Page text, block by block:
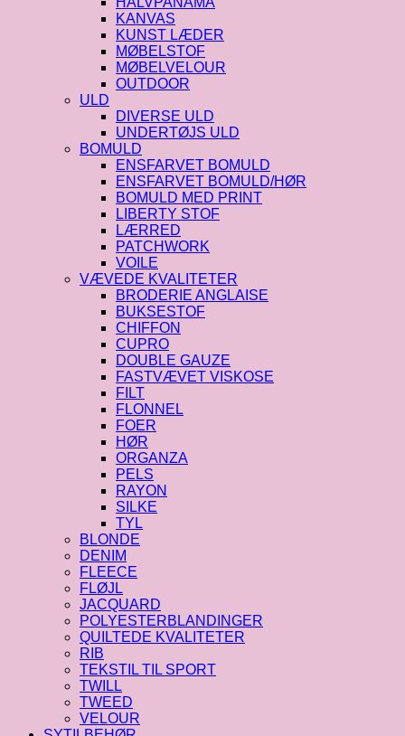
KANVAS
KUNST LÆDER
MØBELSTOF
MØBELVELOUR
OUTDOOR
ULD
DIVERSE ULD
UNDERTØJS ULD
BOMULD
ENSFARVET BOMULD
ENSFARVET BOMULD/HØR
BOMULD MED PRINT
LIBERTY STOF
LÆRRED
PATCHWORK
VOILE
VÆVEDE KVALITETER
BRODERIE ANGLAISE
BUKSESTOF
CHIFFON
CUPRO
DOUBLE GAUZE
FASTVÆVET VISKOSE
FILT
FLONNEL
FOER
HØR
ORGANZA
PELS
RAYON
SILKE
TYL
BLONDE
DENIM
FLEECE
FLØJL
JACQUARD
POLYESTERBLANDINGER
QUILTEDE KVALITETER
RIB
TEKSTIL TIL SPORT
TWILL
TWEED
VELOUR